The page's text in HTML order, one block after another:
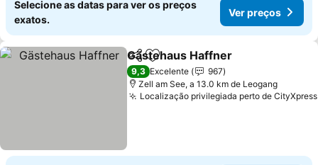
Selecione as datas para ver os preços
exatos.
Ver preços
PartilharAdicionar aos favoritos
Gästehaus Haffner
9,3 Excelente
967
Zell am See, a 13.0 km de Leogang
Localização privilegiada perto de CityXpress